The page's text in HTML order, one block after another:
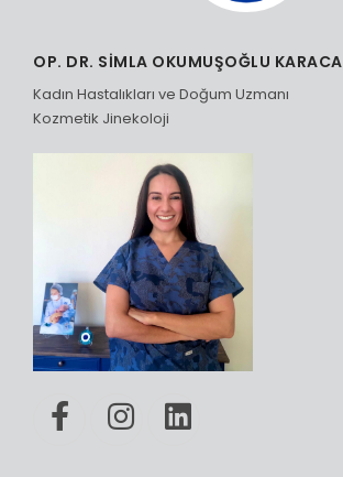
OP. DR. SİMLA OKUMUŞOĞLU KARACA
Kadın Hastalıkları ve Doğum Uzmanı
Kozmetik Jinekoloji